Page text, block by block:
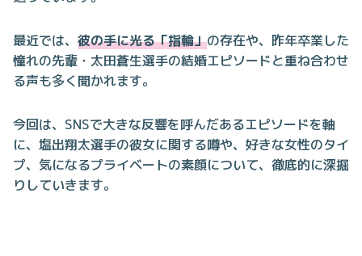
最近では、 彼の手に光る「指輪」の存在や、昨年卒業した
憧れの先輩・太田蒼生選手の結婚エピソードと重ね合わせ
る声も多く聞かれます。
今回は、SNSで大きな反響を呼んだあるエピソードを軸
に、塩出翔太選手の彼女に関する噂や、好きな女性のタイ
プ、気になるプライベートの素顔について、徹底的に深掘
りしていきます。